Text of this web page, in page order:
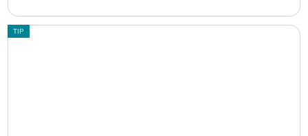
TIP